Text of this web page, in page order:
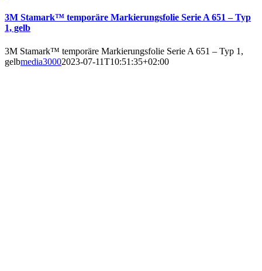
3M Stamark™ temporäre Markierungsfolie Serie A 651 – Typ
1, gelb
3M Stamark™ temporäre Markierungsfolie Serie A 651 – Typ 1,
gelbmedia30002023-07-11T10:51:35+02:00